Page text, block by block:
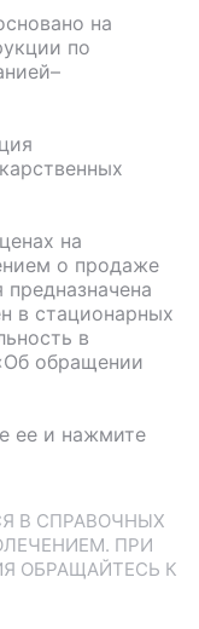
на
по
на
о продаже
в стационарных
в
обращении
ее и нажмите
В СПРАВОЧНЫХ
ПРИ
ОБРАЩАЙТЕСЬ К